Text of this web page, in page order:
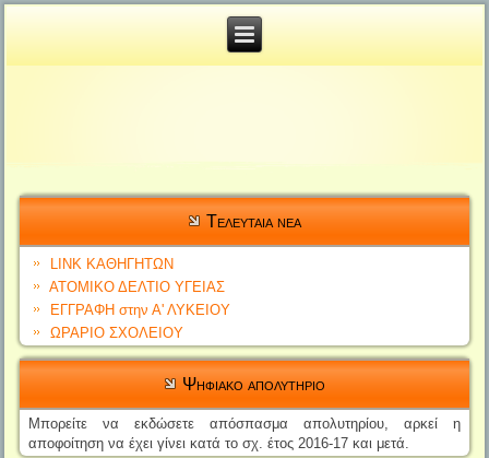
Tελευταια νεα
LINK ΚΑΘΗΓΗΤΩΝ
ΑΤΟΜΙΚΟ ΔΕΛΤΙΟ YΓΕΙΑΣ
ΕΓΓΡΑΦΗ στην Α' ΛΥΚΕΙΟΥ
ΩΡΑΡΙΟ ΣΧΟΛΕΙΟΥ
Ψηφιακο απολυτηριο
Μπορείτε να εκδώσετε απόσπασμα απολυτηρίου, αρκεί η
αποφοίτηση να έχει γίνεικατά το σχ. έτος 2016-17 και μετά.